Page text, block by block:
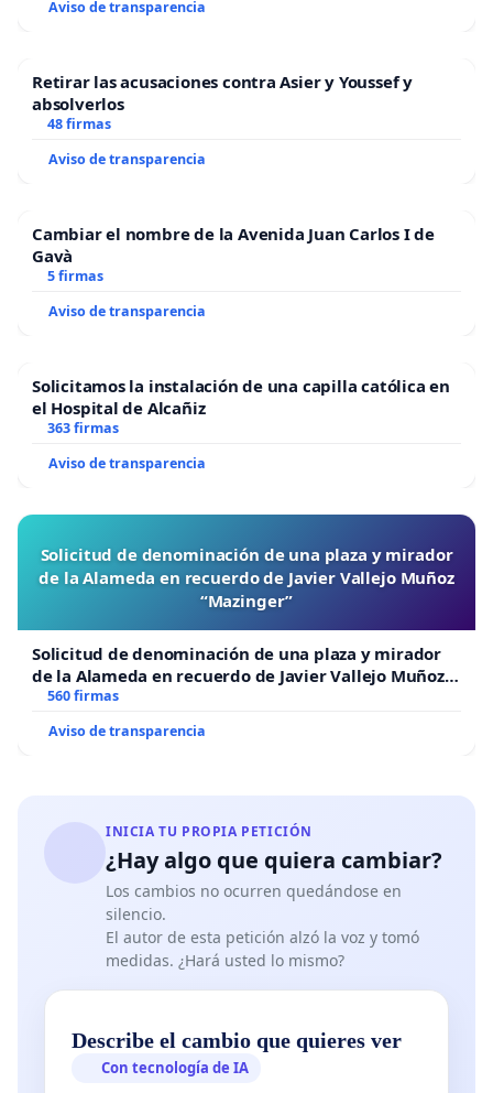
Aviso de transparencia
Retirar las acusaciones contra Asier y Youssef y
absolverlos
48 firmas
Aviso de transparencia
Cambiar el nombre de la Avenida Juan Carlos I de
Gavà
5 firmas
Aviso de transparencia
Solicitamos la instalación de una capilla católica en
el Hospital de Alcañiz
363 firmas
Aviso de transparencia
Solicitud de denominación de una plaza y mirador
de la Alameda en recuerdo de Javier Vallejo Muñoz
“Mazinger”
Solicitud de denominación de una plaza y mirador
de la Alameda en recuerdo de Javier Vallejo Muñoz
“Mazinger”
560 firmas
Aviso de transparencia
INICIA TU PROPIA PETICIÓN
¿Hay algo que quiera cambiar?
Los cambios no ocurren quedándose en
silencio.
El autor de esta petición alzó la voz y tomó
medidas. ¿Hará usted lo mismo?
Describe el cambio que quieres ver
Con tecnología de IA